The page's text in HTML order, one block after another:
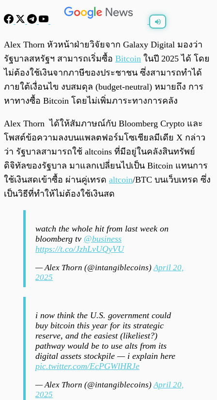
พร้อมเล่น
Alex Thorn หัวหน้าฝ่ายวิจัยจาก Galaxy Digital มองว่า
รัฐบาลสหรัฐฯ สามารถเริ่มซื้อ Bitcoin ในปี 2025 ได้ โดย
ไม่ต้องใช้เงินจากภาษีของประชาชน ซึ่งสามารถทำได้
ภายใต้เงื่อนไข งบสมดุล (budget-neutral) หมายถึง การ
หาทางซื้อ Bitcoin โดยไม่เพิ่มภาระทางการคลัง
Alex Thorn ได้ให้สัมภาษณ์กับ Bloomberg Crypto และ
โพสต์ข้อความลงบนแพลตฟอร์มโซเชียลมีเดีย X กล่าว
ว่า รัฐบาลสามารถใช้ altcoins ที่มีอยู่ในคลังสินทรัพย์
ดิจิทัลของรัฐบาล มาแลกเปลี่ยนไปเป็น Bitcoin แทนการ
ใช้เงินสดเข้าซื้อ ผ่านคู่เทรด altcoin/BTC บนเว็บเทรด ซึ่ง
เป็นวิธีที่ทำให้ไม่ต้องใช้เงินสด
watch the whole hit from last week on
bloomberg tv @business
https://t.co/JzhLvUQyVU
— Alex Thorn (@intangiblecoins)April 20,
2025
i now think the U.S. government could
buy bitcoin this year for its strategic
reserve, and the easiest (likeliest?)
pathway would be to use alts from its
digital assets stockpile — i explain here
pic.twitter.com/EcPGWlHRJe
— Alex Thorn (@intangiblecoins)April 20,
2025